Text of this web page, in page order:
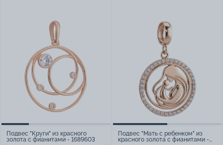
Подвес "Круги" из красного
золота с фианитами - 1689603
Подвес "Мать с ребенком" из
красного золота с фианитами -